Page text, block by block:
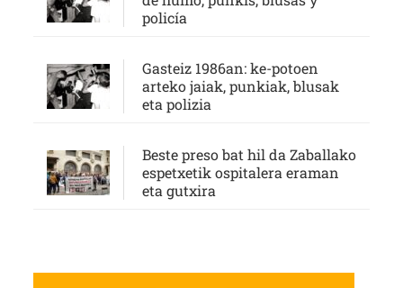
policía
Gasteiz 1986an: ke-potoen
arteko jaiak, punkiak, blusak
eta polizia
Beste preso bat hil da Zaballako
espetxetik ospitalera eraman
eta gutxira